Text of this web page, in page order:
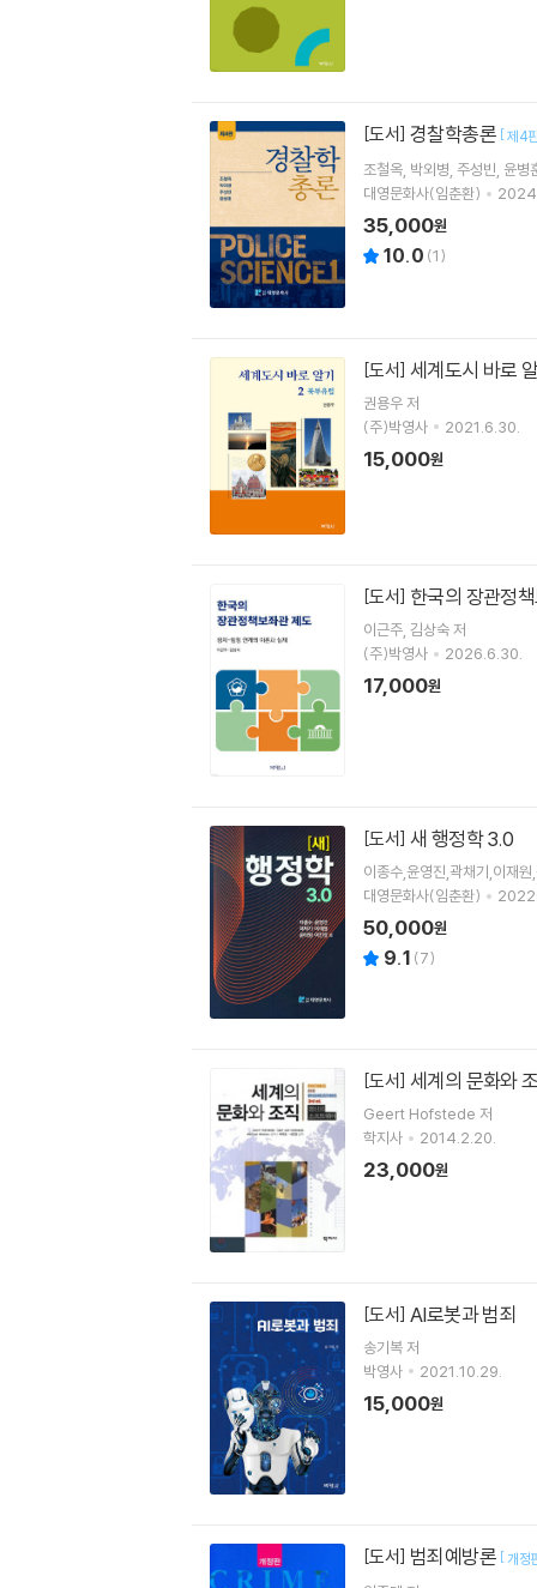
[도서] 경찰학총론 [제4
조철옥 박외병 주성빈 윤병
대영문화사(임춘환)
35,000원
10.0 (1)
[도서] 세계도시 바로
권용우저
(주)박영사
2021.6.30.
15,000원
[도서] 한국의 장관정
이근주 김상숙저
(주)박영사
2026.6.30.
17,000원
[도서] 새 행정학 3.0
이종수,윤영진,곽채기,이재
대영문화사(임춘환)
50,000원
9.1 (7)
[도서] 세계의 문화와
Geert Hofstede 저
학지사
2014.2.20.
23,000원
[도서] AI로봇과 범죄
송기복저
박영사
2021.10.29.
15,000원
[도서] 범죄예방론 [개정